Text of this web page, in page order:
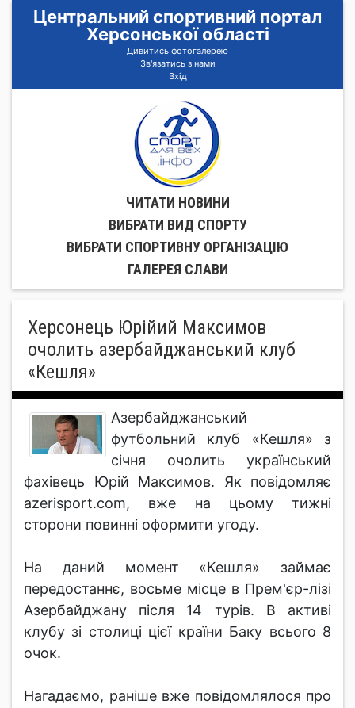
Центральний спортивний портал
Херсонської області
Дивитись фотогалерею
Зв'язатись з нами
Вхід
ЧИТАТИ НОВИНИ
ВИБРАТИ ВИД СПОРТУ
ВИБРАТИ СПОРТИВНУ ОРГАНIЗАЦIЮ
ГАЛЕРЕЯ СЛАВИ
Херсонець Юрійий Максимов
очолить азербайджанський клуб
«Кешля»
Азербайджанський
футбольний клуб «Кешля» з
січня очолить український
фахівець Юрій Максимов. Як повідомляє
azerisport.com, вже на цьому тижні
сторони повинні оформити угоду.
На даний момент «Кешля» займає
передостаннє, восьме місце в Прем'єр-лізі
Азербайджану після 14 турів. В активі
клубу зі столиці цієї країни Баку всього 8
очок.
Нагадаємо, раніше вже повідомлялося про